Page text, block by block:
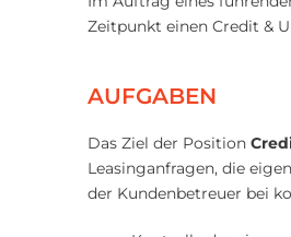
Zeitpunkt einen Credit &
AUFGABEN
Das Ziel der Position
Leasinganfragen, die
der Kundenbetreuer bei